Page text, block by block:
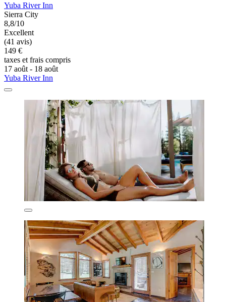
Yuba River Inn
Sierra City
8,8/10
Excellent
(41 avis)
149 €
taxes et frais compris
17 août - 18 août
Yuba River Inn